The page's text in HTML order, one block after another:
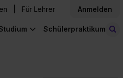
Für Lehrer Anmelden
Schülerpraktikum